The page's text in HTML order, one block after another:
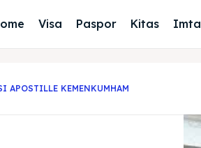
Visa Paspor Kitas Imta
APOSTILLE KEMENKUMHAM